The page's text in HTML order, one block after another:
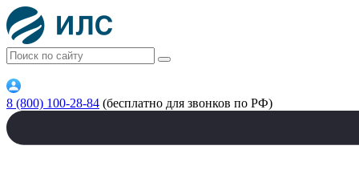
8 (800) 100-28-84 (бесплатно для звонков по РФ)